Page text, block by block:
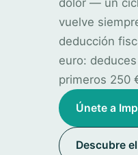
dolor — un
vuelve
deducción
euro:
primeros 250
Únete a
Descubre